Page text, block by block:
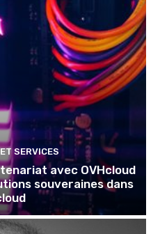
SERVICES
avec OVHcloud
souveraines dans